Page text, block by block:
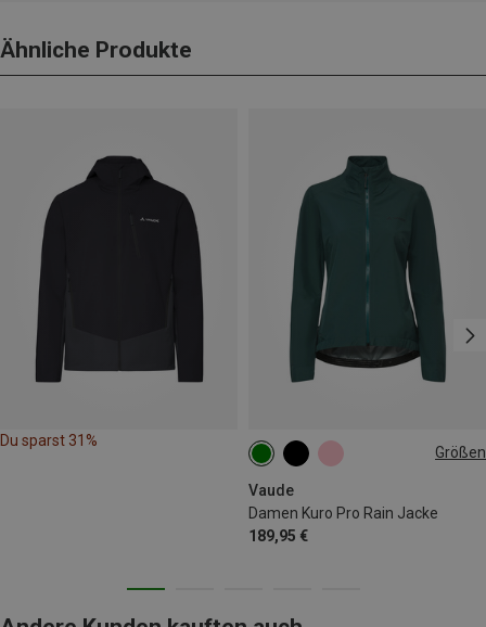
Ähnliche Produkte
Du sparst 31%
Größen
Vaude
Damen Kuro Pro Rain Jacke
189,95 €
XS S